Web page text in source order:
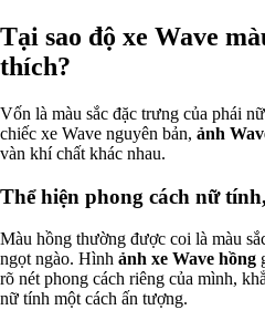
Tại sao độ xe Wave
thích?
Vốn là màu sắc đặc trưng của phái
chiếc xe Wave nguyên bản, ảnh
vàn khí chất khác nhau.
Thể hiện phong cách nữ
Màu hồng thường được coi là màu
ngọt ngào. Hình ảnh xe Wave hồng
rõ nét phong cách riêng của mình,
nữ tính một cách ấn tượng.